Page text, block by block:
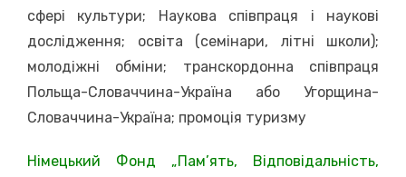
сфері культури; Наукова співпраця і наукові
дослідження; освіта (семінари, літні школи);
молодіжні обміни; транскордонна співпраця
Польща-Словаччина-Україна або Угорщина-
Словаччина-Україна; промоція туризму
Німецький Фонд „Пам’ять, Відповідальність,